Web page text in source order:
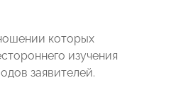
которых
изучения
заявителей.